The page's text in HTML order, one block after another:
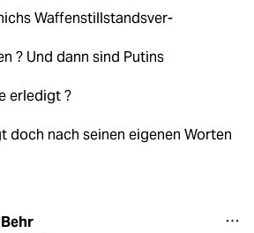
Waffenstillstandsver-
? Und dann sind Putins
erledigt ?
doch nach seinen eigenen Worten